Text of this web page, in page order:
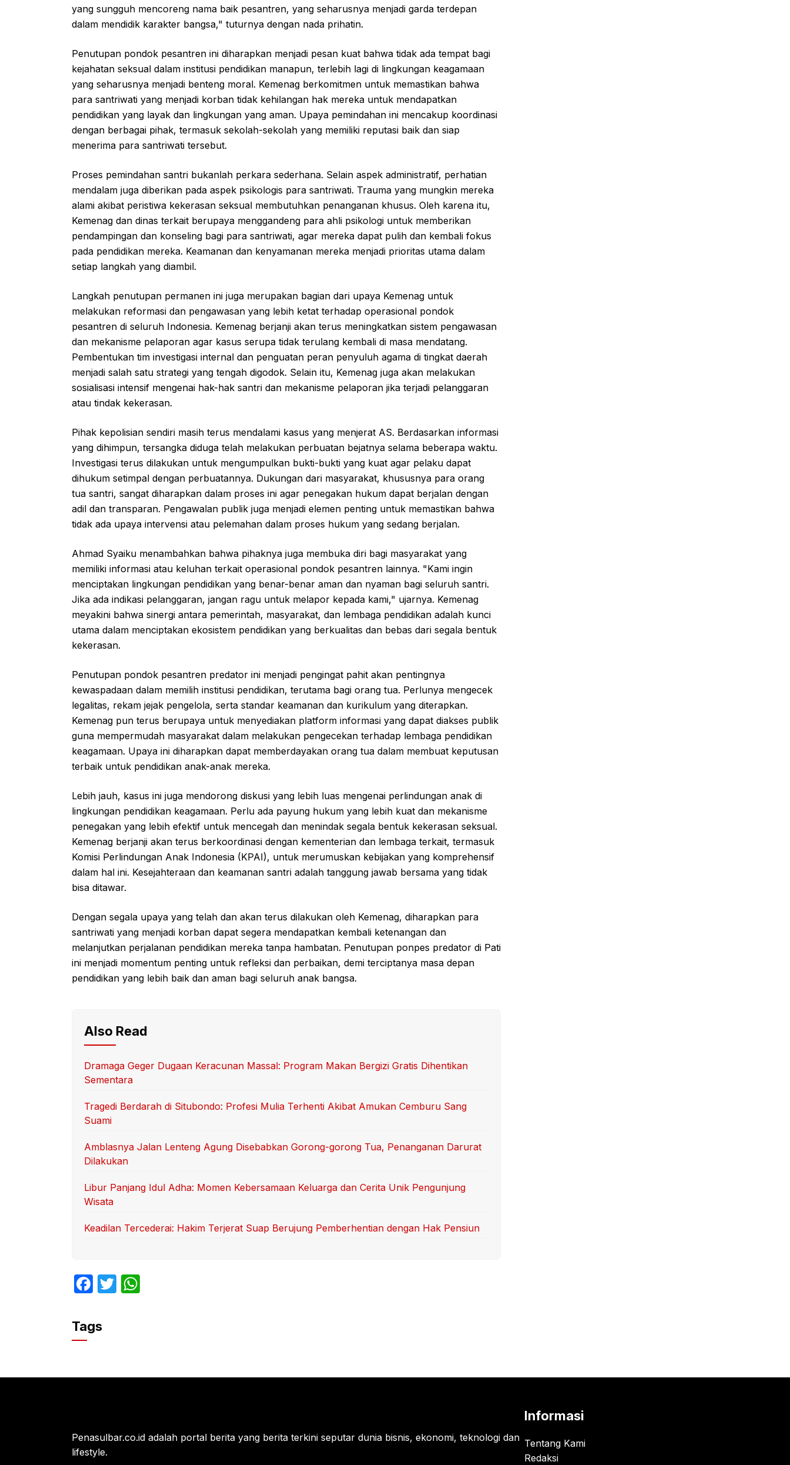
yang sungguh mencoreng nama baik pesantren, yang seharusnya menjadi garda terdepan
dalam mendidik karakter bangsa," tuturnya dengan nada prihatin.
Penutupan pondok pesantren ini diharapkan menjadi pesan kuat bahwa tidak ada tempat bagi
kejahatan seksual dalam institusi pendidikan manapun, terlebih lagi di lingkungan keagamaan
yang seharusnya menjadi benteng moral. Kemenag berkomitmen untuk memastikan bahwa
para santriwati yang menjadi korban tidak kehilangan hak mereka untuk mendapatkan
pendidikan yang layak dan lingkungan yang aman. Upaya pemindahan ini mencakup koordinasi
dengan berbagai pihak, termasuk sekolah-sekolah yang memiliki reputasi baik dan siap
menerima para santriwati tersebut.
Proses pemindahan santri bukanlah perkara sederhana. Selain aspek administratif, perhatian
mendalam juga diberikan pada aspek psikologis para santriwati. Trauma yang mungkin mereka
alami akibat peristiwa kekerasan seksual membutuhkan penanganan khusus. Oleh karena itu,
Kemenag dan dinas terkait berupaya menggandeng para ahli psikologi untuk memberikan
pendampingan dan konseling bagi para santriwati, agar mereka dapat pulih dan kembali fokus
pada pendidikan mereka. Keamanan dan kenyamanan mereka menjadi prioritas utama dalam
setiap langkah yang diambil.
Langkah penutupan permanen ini juga merupakan bagian dari upaya Kemenag untuk
melakukan reformasi dan pengawasan yang lebih ketat terhadap operasional pondok
pesantren di seluruh Indonesia. Kemenag berjanji akan terus meningkatkan sistem pengawasan
dan mekanisme pelaporan agar kasus serupa tidak terulang kembali di masa mendatang.
Pembentukan tim investigasi internal dan penguatan peran penyuluh agama di tingkat daerah
menjadi salah satu strategi yang tengah digodok. Selain itu, Kemenag juga akan melakukan
sosialisasi intensif mengenai hak-hak santri dan mekanisme pelaporan jika terjadi pelanggaran
atau tindak kekerasan.
Pihak kepolisian sendiri masih terus mendalami kasus yang menjerat AS. Berdasarkan informasi
yang dihimpun, tersangka diduga telah melakukan perbuatan bejatnya selama beberapa waktu.
Investigasi terus dilakukan untuk mengumpulkan bukti-bukti yang kuat agar pelaku dapat
dihukum setimpal dengan perbuatannya. Dukungan dari masyarakat, khususnya para orang
tua santri, sangat diharapkan dalam proses ini agar penegakan hukum dapat berjalan dengan
adil dan transparan. Pengawalan publik juga menjadi elemen penting untuk memastikan bahwa
tidak ada upaya intervensi atau pelemahan dalam proses hukum yang sedang berjalan.
Ahmad Syaiku menambahkan bahwa pihaknya juga membuka diri bagi masyarakat yang
memiliki informasi atau keluhan terkait operasional pondok pesantren lainnya. "Kami ingin
menciptakan lingkungan pendidikan yang benar-benar aman dan nyaman bagi seluruh santri.
Jika ada indikasi pelanggaran, jangan ragu untuk melapor kepada kami," ujarnya. Kemenag
meyakini bahwa sinergi antara pemerintah, masyarakat, dan lembaga pendidikan adalah kunci
utama dalam menciptakan ekosistem pendidikan yang berkualitas dan bebas dari segala bentuk
kekerasan.
Penutupan pondok pesantren predator ini menjadi pengingat pahit akan pentingnya
kewaspadaan dalam memilih institusi pendidikan, terutama bagi orang tua. Perlunya mengecek
legalitas, rekam jejak pengelola, serta standar keamanan dan kurikulum yang diterapkan.
Kemenag pun terus berupaya untuk menyediakan platform informasi yang dapat diakses publik
guna mempermudah masyarakat dalam melakukan pengecekan terhadap lembaga pendidikan
keagamaan. Upaya ini diharapkan dapat memberdayakan orang tua dalam membuat keputusan
terbaik untuk pendidikan anak-anak mereka.
Lebih jauh, kasus ini juga mendorong diskusi yang lebih luas mengenai perlindungan anak di
lingkungan pendidikan keagamaan. Perlu ada payung hukum yang lebih kuat dan mekanisme
penegakan yang lebih efektif untuk mencegah dan menindak segala bentuk kekerasan seksual.
Kemenag berjanji akan terus berkoordinasi dengan kementerian dan lembaga terkait, termasuk
Komisi Perlindungan Anak Indonesia (KPAI), untuk merumuskan kebijakan yang komprehensif
dalam hal ini. Kesejahteraan dan keamanan santri adalah tanggung jawab bersama yang tidak
bisa ditawar.
Dengan segala upaya yang telah dan akan terus dilakukan oleh Kemenag, diharapkan para
santriwati yang menjadi korban dapat segera mendapatkan kembali ketenangan dan
melanjutkan perjalanan pendidikan mereka tanpa hambatan. Penutupan ponpes predator di Pati
ini menjadi momentum penting untuk refleksi dan perbaikan, demi terciptanya masa depan
pendidikan yang lebih baik dan aman bagi seluruh anak bangsa.
Also Read
Dramaga Geger Dugaan Keracunan Massal: Program Makan Bergizi Gratis Dihentikan
Sementara
Tragedi Berdarah di Situbondo: Profesi Mulia Terhenti Akibat Amukan Cemburu Sang
Suami
Amblasnya Jalan Lenteng Agung Disebabkan Gorong-gorong Tua, Penanganan Darurat
Dilakukan
Libur Panjang Idul Adha: Momen Kebersamaan Keluarga dan Cerita Unik Pengunjung
Wisata
Keadilan Tercederai: Hakim Terjerat Suap Berujung Pemberhentian dengan Hak Pensiun
F
c
e
o
T
p
Tags
Penasulbar.co.id adalah portal berita yang berita terkini seputar dunia bisnis, ekonomi, teknologi dan
lifestyle.
Informasi
Tentang Kami
Redaksi